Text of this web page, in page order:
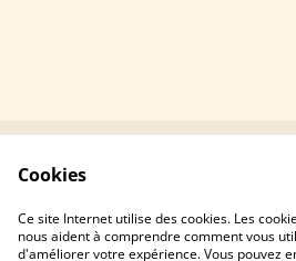
confidentialité
Cookies
Ce site Internet utilise des cookies. Les
nous aident à comprendre comment vous
d'améliorer votre expérience. Vous pouvez